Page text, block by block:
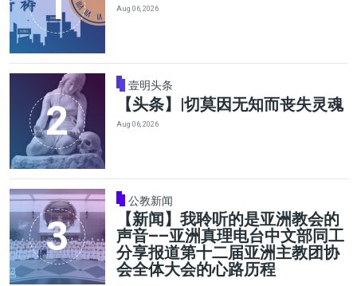
Aug 06, 2026
壹明头条
【头条】|切莫因无知而丧失灵魂
Aug 06, 2026
公教新闻
【新闻】我聆听的是亚洲教会的
声音——亚洲真理电台中文部同工
分享报道第十二届亚洲主教团协
会全体大会的心路历程